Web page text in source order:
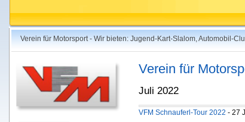
Verein für Motorsport - Wir bieten: Jugend-Kart-Slalom, Automobil-
Verein für
Juli 2022
VFM Schnauferl-Tour 2022 - 27